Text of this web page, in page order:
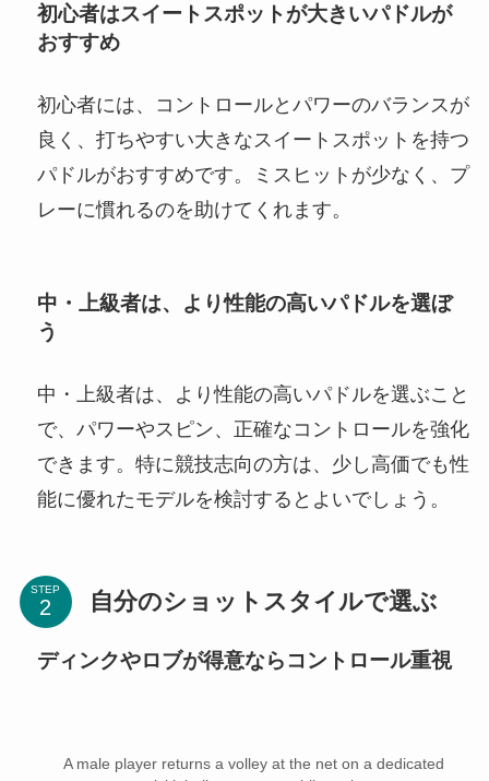
初心者はスイートスポットが大きいパドルが
おすすめ
初心者には、コントロールとパワーのバランスが
良く、打ちやすい大きなスイートスポットを持つ
パドルがおすすめです。ミスヒットが少なく、プ
レーに慣れるのを助けてくれます。
中・上級者は、より性能の高いパドルを選ぼ
う
中・上級者は、より性能の高いパドルを選ぶこと
で、パワーやスピン、正確なコントロールを強化
できます。特に競技志向の方は、少し高価でも性
能に優れたモデルを検討するとよいでしょう。
STEP 自分のショットスタイルで選ぶ
ディンクやロブが得意ならコントロール重視
A male player returns a volley at the net on a dedicated